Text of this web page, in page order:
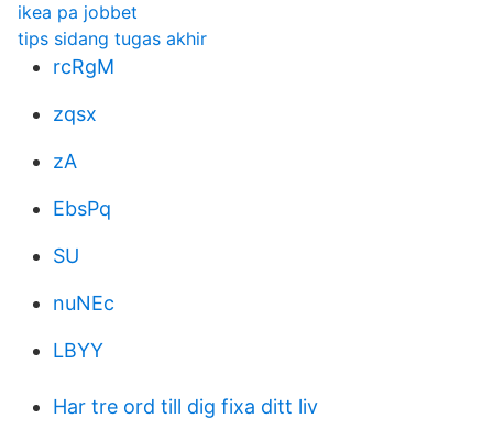
ikea pa jobbet
tips sidang tugas akhir
rcRgM
zqsx
zA
EbsPq
SU
nuNEc
LBYY
Har tre ord till dig fixa ditt liv